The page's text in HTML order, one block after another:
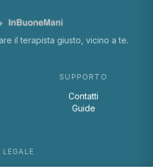
il terapista giusto, vicino a te.
SUPPORTO
Contatti
Guide
LEGALE